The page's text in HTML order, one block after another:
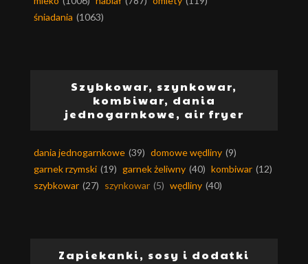
śniadania (1063)
Szybkowar, szynkowar,
kombiwar, dania
jednogarnkowe, air fryer
dania jednogarnkowe (39) domowe wędliny (9)
garnek rzymski (19) garnek żeliwny (40) kombiwar (12)
szybkowar (27) szynkowar (5) wędliny (40)
Zapiekanki, sosy i dodatki